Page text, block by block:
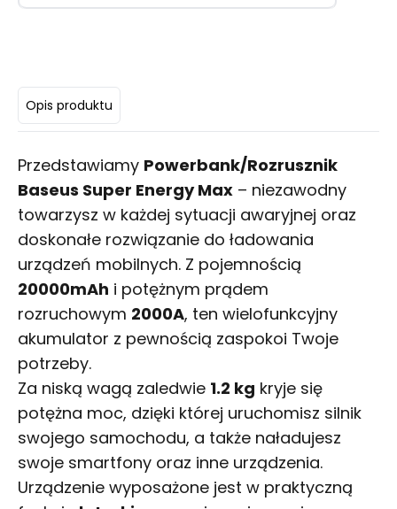
Opis produktu
Przedstawiamy Powerbank/Rozrusznik
Baseus Super Energy Max – niezawodny
towarzysz w każdej sytuacji awaryjnej oraz
doskonałe rozwiązanie do ładowania
urządzeń mobilnych. Z pojemnością
20000mAh i potężnym prądem
rozruchowym 2000A, ten wielofunkcyjny
akumulator z pewnością zaspokoi Twoje
potrzeby.
Za niską wagą zaledwie 1.2 kg kryje się
potężna moc, dzięki której uruchomisz silnik
swojego samochodu, a także naładujesz
swoje smartfony oraz inne urządzenia.
Urządzenie wyposażone jest w praktyczną